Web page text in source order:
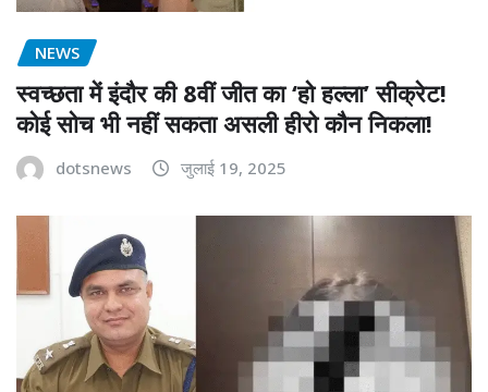
NEWS
स्वच्छता में इंदौर की 8वीं जीत का ‘हो हल्ला’ सीक्रेट!
कोई सोच भी नहीं सकता असली हीरो कौन निकला!
dotsnews जुलाई 19, 2025